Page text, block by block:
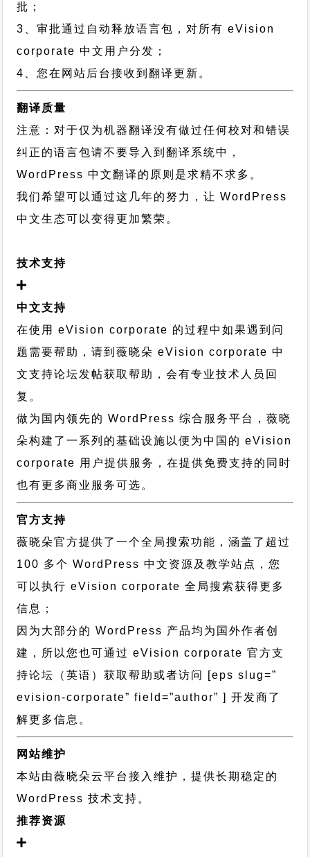
批；
3、审批通过自动释放语言包，对所有 eVision
corporate 中文用户分发；
4、您在网站后台接收到翻译更新。
翻译质量
注意：对于仅为机器翻译没有做过任何校对和错误
纠正的语言包请不要导入到翻译系统中，
WordPress 中文翻译的原则 是求精不求多。
我们希望可以通过这几年的努力，让 WordPress
中文生态可以变得更加繁荣。
技术支持
中文支持
在使用 eVision corporate 的过程中如果遇到问
题需要帮助，请到薇晓朵 eVision corporate 中
文支持论坛发帖获取帮助，会有专业技术人员回
复。
做为国内领先的 WordPress 综合服务平台，薇晓
朵构建了一系列的基础设施以便为中国的 eVision
corporate 用户提供服务，在提供免费支持的同时
也有更多商业服务可选。
官方支持
薇晓朵官方提供了一个全局搜索功能，涵盖了超过
100 多个 WordPress 中文资源及教学站点，您
可以执行 eVision corporate 全局搜索获得更多
信息；
因为大部分的 WordPress 产品均为国外作者创
建，所以您也可通过eVision corporate 官方支
持论坛
（英语）获取帮助或者访问 [eps slug=”
evision-corporate” field=”author” ] 开发商了
解更多信息。
网站维护
本站由薇晓朵云平台接入维护，提供长期稳定的
WordPress 技术支持 。
推荐资源